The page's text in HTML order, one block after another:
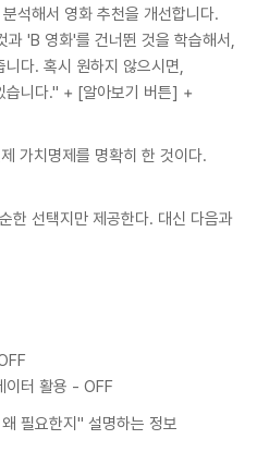
석해서 영화 추천을 개선합니다.
'B 영화'를 건너뛴 것을 학습해서,
다. 혹시 원하지 않으시면,
습니다." + [알아보기 버튼] +
가치명제를 명확히 한 것이다.
한 선택지만 제공한다. 대신 다음과
이터 활용 - OFF
필요한지" 설명하는 정보